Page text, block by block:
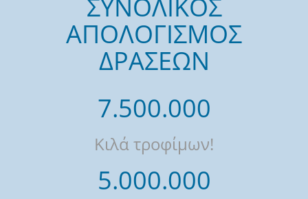
ΣΥΝΟΛΙΚΟΣ
ΑΠΟΛΟΓΙΣΜΟΣ
ΔΡΑΣΕΩΝ
7.500.000
Κιλά τροφίμων!
5.000.000